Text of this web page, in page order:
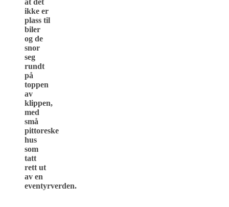
ikke er
plass til
biler
og de
snor
seg
rundt
på
toppen
av
klippen,
med
små
pittoreske
hus
som
tatt
rett ut
av en
eventyrverden.